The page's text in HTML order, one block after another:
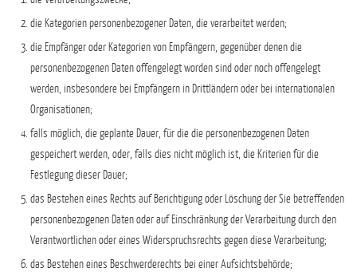
die Kategorien personenbezogener Daten, die verarbeitet werden;
die Empfänger oder Kategorien von Empfängern, gegenüber denen die
personenbezogenen Daten offengelegt worden sind oder noch offengelegt
werden, insbesondere bei Empfängern in Drittländern oder bei internationalen
Organisationen;
falls möglich, die geplante Dauer, für die die personenbezogenen Daten
gespeichert werden, oder, falls dies nicht möglich ist, die Kriterien für die
Festlegung dieser Dauer;
das Bestehen eines Rechts auf Berichtigung oder Löschung der Sie betreffenden
personenbezogenen Daten oder auf Einschränkung der Verarbeitung durch den
Verantwortlichen oder eines Widerspruchsrechts gegen diese Verarbeitung;
das Bestehen eines Beschwerderechts bei einer Aufsichtsbehörde;